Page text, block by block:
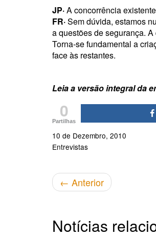
JP·A concorrência
FR·Sem dúvida, estamos
a questões de segurança.
Torna-se fundamental a
face às restantes.
Leia a versão integral da
0
Partilhas
10 de Dezembro, 2010
Entrevistas
← Anterior
Notícias